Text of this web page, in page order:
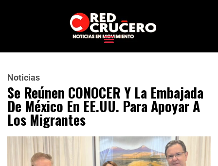
Noticias
Se Reúnen CONOCER Y La Embajada
De México En EE.UU. Para Apoyar A
Los Migrantes